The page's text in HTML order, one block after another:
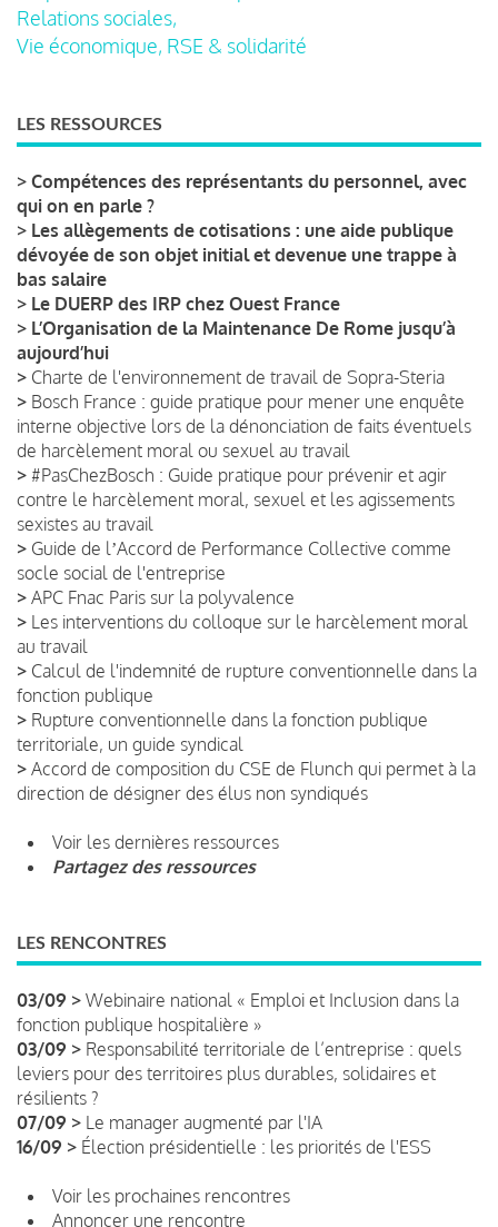
Relations sociales,
Vie économique, RSE & solidarité
LES RESSOURCES
> Compétences des représentants du personnel, avec
qui on en parle ?
> Les allègements de cotisations : une aide publique
dévoyée de son objet initial et devenue une trappe à
bas salaire
> Le DUERP des IRP chez Ouest France
> L’Organisation de la Maintenance De Rome jusqu’à
aujourd’hui
> Charte de l'environnement de travail de Sopra-Steria
> Bosch France : guide pratique pour mener une enquête
interne objective lors de la dénonciation de faits éventuels
de harcèlement moral ou sexuel au travail
> #PasChezBosch : Guide pratique pour prévenir et agir
contre le harcèlement moral, sexuel et les agissements
sexistes au travail
> Guide de lʼAccord de Performance Collective comme
socle social de l'entreprise
> APC Fnac Paris sur la polyvalence
> Les interventions du colloque sur le harcèlement moral
au travail
> Calcul de l'indemnité de rupture conventionnelle dans la
fonction publique
> Rupture conventionnelle dans la fonction publique
territoriale, un guide syndical
> Accord de composition du CSE de Flunch qui permet à la
direction de désigner des élus non syndiqués
Voir les dernières ressources
Partagez des ressources
LES RENCONTRES
03/09 > Webinaire national « Emploi et Inclusion dans la
fonction publique hospitalière »
03/09 > Responsabilité territoriale de l’entreprise : quels
leviers pour des territoires plus durables, solidaires et
résilients ?
07/09 > Le manager augmenté par l'IA
16/09 > Élection présidentielle : les priorités de l'ESS
Voir les prochaines rencontres
Annoncer une rencontre